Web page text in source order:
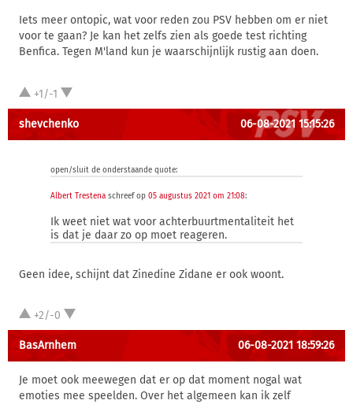
Iets meer ontopic, wat voor reden zou PSV hebben om er niet
voor te gaan? Je kan het zelfs zien als goede test richting
Benfica. Tegen M'land kun je waarschijnlijk rustig aan doen.
+1/-1
shevchenko 06-08-2021 15:15:26
open/sluit de onderstaande quote:
Albert Trestena schreef op 05 augustus 2021 om 21:08:
Ik weet niet wat voor achterbuurtmentaliteit het
is dat je daar zo op moet reageren.
Geen idee, schijnt dat Zinedine Zidane er ook woont.
+2/-0
BasArnhem 06-08-2021 18:59:26
Je moet ook meewegen dat er op dat moment nogal wat
emoties mee speelden. Over het algemeen kan ik zelf